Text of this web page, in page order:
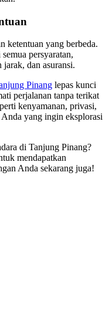
ketentuan yang berbeda.
persyaratan,
jarak, dan asuransi.
Pinang lepas kunci
perjalanan tanpa terikat
kenyamanan, privasi,
yang ingin eksplorasi
di Tanjung Pinang?
mendapatkan
Anda sekarang juga!